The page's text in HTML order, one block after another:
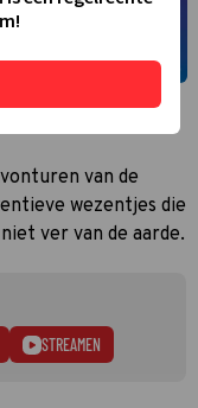
van de
wezentjes die
ver van de aarde.
STREAMEN